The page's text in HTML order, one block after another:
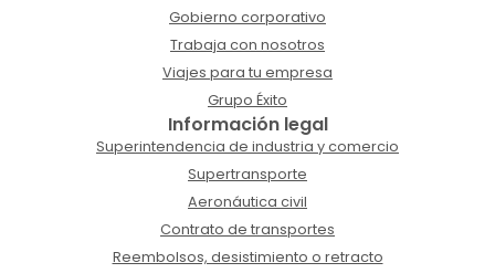
Gobierno corporativo
Trabaja con nosotros
Viajes para tu empresa
Grupo Éxito
Información legal
Superintendencia de industria y comercio
Supertransporte
Aeronáutica civil
Contrato de transportes
Reembolsos, desistimiento o retracto